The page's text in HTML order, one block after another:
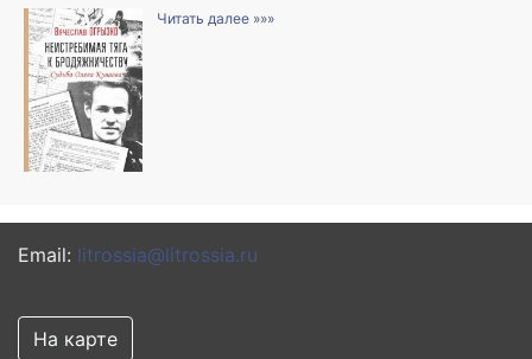
Читать далее »»»
Email: litrossia@litrossia.ru
На карте